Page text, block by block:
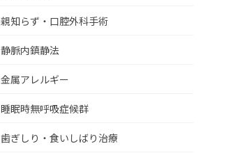
親知らず・口腔外科手術
静脈内鎮静法
金属アレルギー
睡眠時無呼吸症候群
歯ぎしり・食いしばり治療